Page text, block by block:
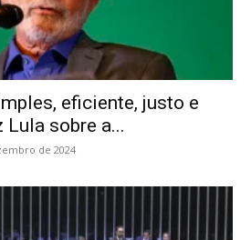
eficiente, justo e
Lula sobre a...
de 2024